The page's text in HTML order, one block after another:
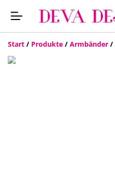
Start / Produkte / Armbänder /